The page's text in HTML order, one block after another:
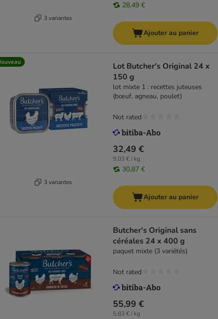
3 variantes
28,49 €
Ajouter au panier
3 variantes
Lot Butcher's Original 24 x
150 g
lot mixte 1 : recettes juteuses
(bœuf, agneau, poulet)
32,49 €
9,03 € / kg
30,87 €
Not rated
Ajouter au panier
Butcher's Original sans
céréales 24 x 400 g
paquet mixte (3 variétés)
55,99 €
5,83 € / kg
Not rated